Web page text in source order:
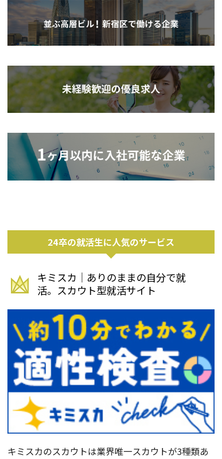
24卒の就活生に人気のサービス
キミスカ｜ありのままの自分で就
活。スカウト型就活サイト
キミスカのスカウトは業界唯一スカウトが3種類あ